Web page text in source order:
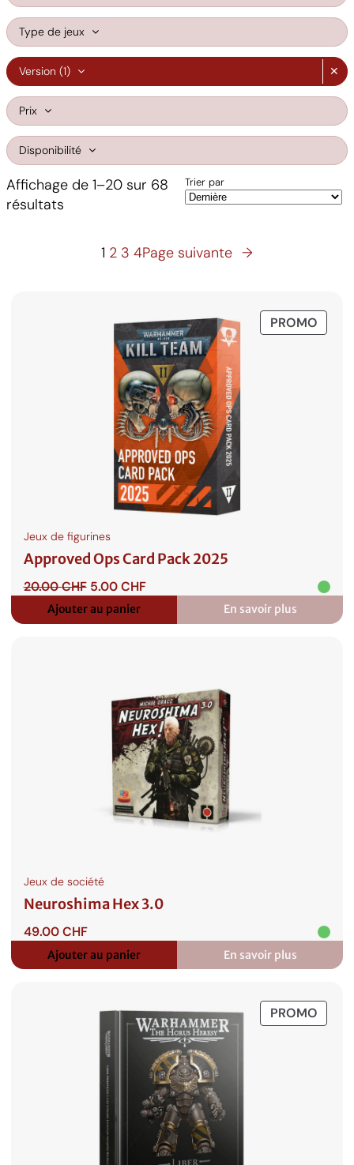
Type de jeux
Version (1) ✕
Prix
Disponibilité
Affichage de 1–20 sur 68
résultats
récent
Trier par
1 2 3 4Page suivante →
PROMO
EN
Jeux de figurines
Approved Ops Card Pack 2025
20.00CHF Le
prix
initial
5.00CHFLe
actuel
Ajouter au panier En savoir plus
:
Approved
Jeux de société
Neuroshima Hex 3.0
49.00CHF
Ajouter au panier En savoir plus
:
Neuroshima
3.0
PROMO
EN